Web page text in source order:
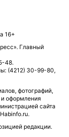
16+
Главный
48.
(4212) 30-99-80,
фотографий,
и оформления
сайта
редакции.